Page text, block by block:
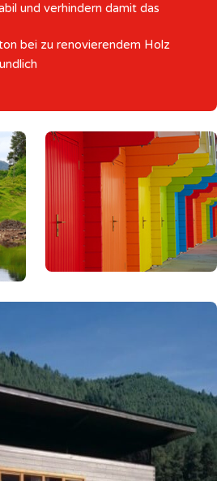
und verhindern damit das
bei zu renovierendem Holz